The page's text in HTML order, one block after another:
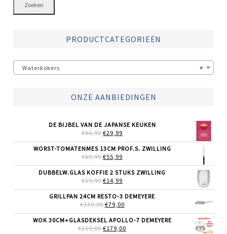
Zoeken
PRODUCTCATEGORIEËN
×
Waterkokers
ONZE AANBIEDINGEN
DE BIJBEL VAN DE JAPANSE KEUKEN
€36,99 OORSPRONKELIJKE
WAS:
€36,99.
€29,99
IS:
WORST-TOMATENMES 13CM PROF.S. ZWILLING
€69,99 OORSPRONKELIJKE
WAS:
€69,99.
€55,99
IS:
DUBBELW.GLAS KOFFIE 2 STUKS ZWILLING
€19,99 OORSPRONKELIJKE
WAS:
€19,99.
€14,99
IS:
€14,99.
GRILLPAN 24CM RESTO-3 DEMEYERE
€139,00 OORSPRONKELIJKE
WAS:
€139,00.
€79,00HUIDIGE
IS:
€79,00.
WOK 30CM+GLASDEKSEL APOLLO-7 DEMEYERE
€219,00 OORSPRONKELIJKE
€179,00